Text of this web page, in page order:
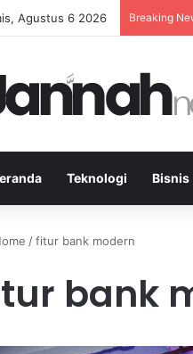
Agustus 6 2026 Breaking
Teknologi Bisnis
/fitur bank modern
bank